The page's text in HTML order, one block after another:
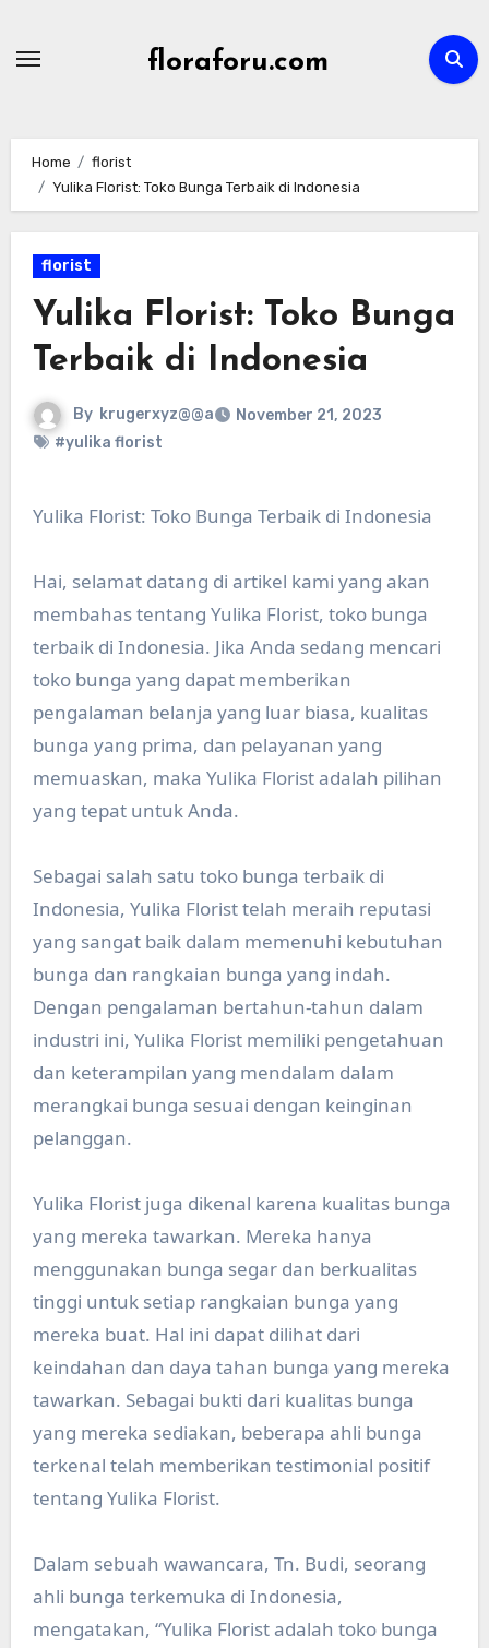
floraforu.com
Home
florist
Yulika Florist: Toko Bunga Terbaik di Indonesia
florist
Yulika Florist: Toko Bunga
Terbaik di Indonesia
By krugerxyz@@a
November 21, 2023
#yulika florist
Yulika Florist: Toko Bunga Terbaik di Indonesia
Hai, selamat datang di artikel kami yang akan
membahas tentang Yulika Florist, toko bunga
terbaik di Indonesia. Jika Anda sedang mencari
toko bunga yang dapat memberikan
pengalaman belanja yang luar biasa, kualitas
bunga yang prima, dan pelayanan yang
memuaskan, maka Yulika Florist adalah pilihan
yang tepat untuk Anda.
Sebagai salah satu toko bunga terbaik di
Indonesia, Yulika Florist telah meraih reputasi
yang sangat baik dalam memenuhi kebutuhan
bunga dan rangkaian bunga yang indah.
Dengan pengalaman bertahun-tahun dalam
industri ini, Yulika Florist memiliki pengetahuan
dan keterampilan yang mendalam dalam
merangkai bunga sesuai dengan keinginan
pelanggan.
Yulika Florist juga dikenal karena kualitas bunga
yang mereka tawarkan. Mereka hanya
menggunakan bunga segar dan berkualitas
tinggi untuk setiap rangkaian bunga yang
mereka buat. Hal ini dapat dilihat dari
keindahan dan daya tahan bunga yang mereka
tawarkan. Sebagai bukti dari kualitas bunga
yang mereka sediakan, beberapa ahli bunga
terkenal telah memberikan testimonial positif
tentang Yulika Florist.
Dalam sebuah wawancara, Tn. Budi, seorang
ahli bunga terkemuka di Indonesia,
mengatakan, “Yulika Florist adalah toko bunga